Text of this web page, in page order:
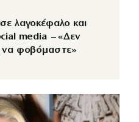
λαγοκέφαλο και
media – «Δεν
να φοβόμαστε»